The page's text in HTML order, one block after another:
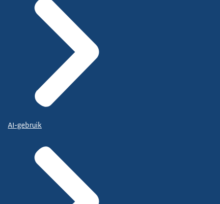
AI-gebruik